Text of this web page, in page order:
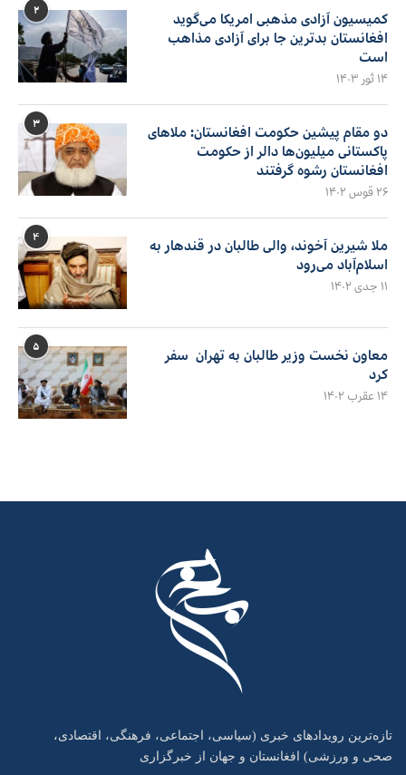
۲
کمیسیون آزادی مذهبی امریکا می‌گوید
افغانستان بدترین جا برای آزادی مذاهب
است
۱۴ ثور ۱۴۰۳
۳
دو مقام پیشین حکومت افغانستان: ملاهای
پاکستانی میلیون‌ها دالر از حکومت
افغانستان رشوه گرفتند
۲۶ قوس ۱۴۰۲
۴
ملا شیرین آخوند، والی طالبان در قندهار به
اسلام‌آباد می‌رود
۱۱ جدی ۱۴۰۲
۵
معاون نخست وزیر طالبان به تهران سفر
کرد
۱۴ عقرب ۱۴۰۲
تازه‌ترین رویدادهای خبری (سیاسی، اجتماعی، فرهنگی، اقتصادی،
صحی و ورزشی) افغانستان و جهان از خبرگزاری